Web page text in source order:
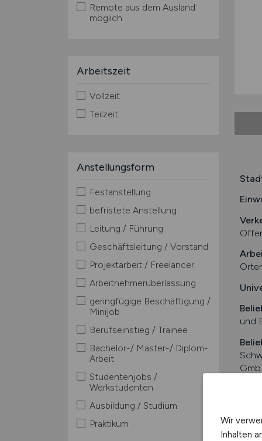
Remote aus dem Ausland
möglich
Arbeitszeit
Vollzeit
Teilzeit
Anstellungsform
Festanstellung
befristete Anstellung
Leitung / Führung
Geschäftsleitung / Vorstand
Projektarbeit / Freelancer
Arbeitnehmerüberlassung
geringfügige Beschäftigung /
Minijob
Berufseinstieg / Trainee
Bachelor-/ Master-/ Diplom-
Arbeit
Studentenjobs /
Werkstudenten
Ausbildung / Studium
Praktikum
und
Wir
Inhalten